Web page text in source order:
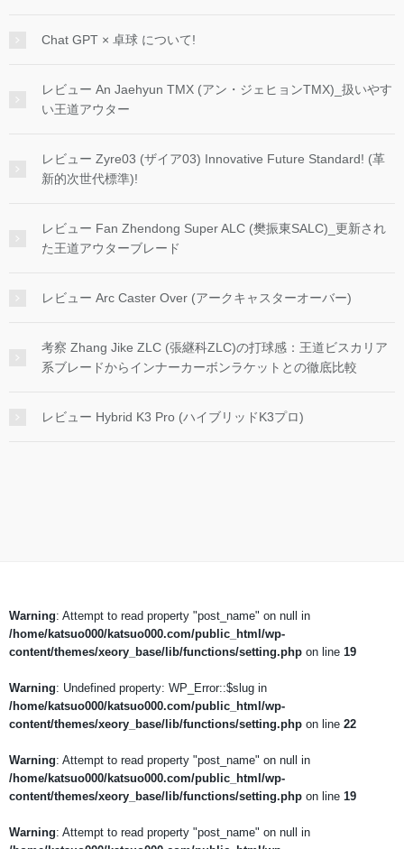
Chat GPT × 卓球 について!
レビュー An Jaehyun TMX (アン・ジェヒョンTMX)_扱いやす
い王道アウター
レビュー Zyre03 (ザイア03) Innovative Future Standard! (革
新的次世代標準)!
レビュー Fan Zhendong Super ALC (樊振東SALC)_更新され
た王道アウターブレード
レビュー Arc Caster Over (アークキャスターオーバー)
考察 Zhang Jike ZLC (張継科ZLC)の打球感：王道ビスカリア
系ブレードからインナーカーボンラケットとの徹底比較
レビュー Hybrid K3 Pro (ハイブリッドK3プロ)
Warning: Attempt to read property "post_name" on null in
/home/katsuo000/katsuo000.com/public_html/wp-
content/themes/xeory_base/lib/functions/setting.php on line 19
Warning: Undefined property: WP_Error::$slug in
/home/katsuo000/katsuo000.com/public_html/wp-
content/themes/xeory_base/lib/functions/setting.php on line 22
Warning: Attempt to read property "post_name" on null in
/home/katsuo000/katsuo000.com/public_html/wp-
content/themes/xeory_base/lib/functions/setting.php on line 19
Warning: Attempt to read property "post_name" on null in